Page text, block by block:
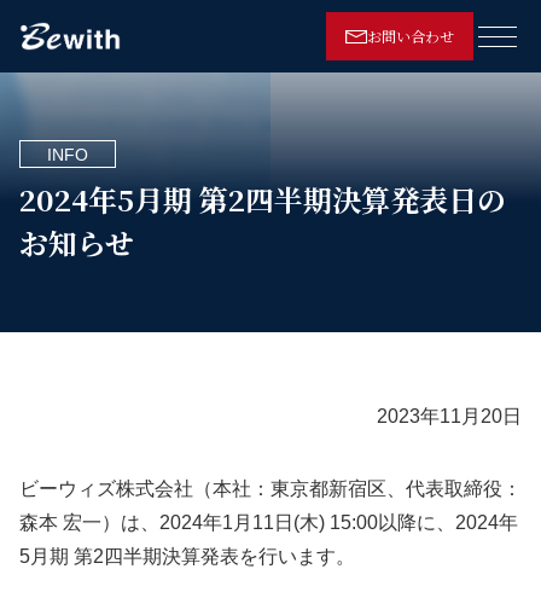
お問い合わせ
メニ
2024年5月期 第2四半期決算発表日の
お知らせ
INFO
2023年11月20日
ビーウィズ株式会社（本社：東京都新宿区、代表取締役：
森本 宏一）は、2024年1月11日(木) 15:00以降に、2024年
5月期 第2四半期決算発表を行います。